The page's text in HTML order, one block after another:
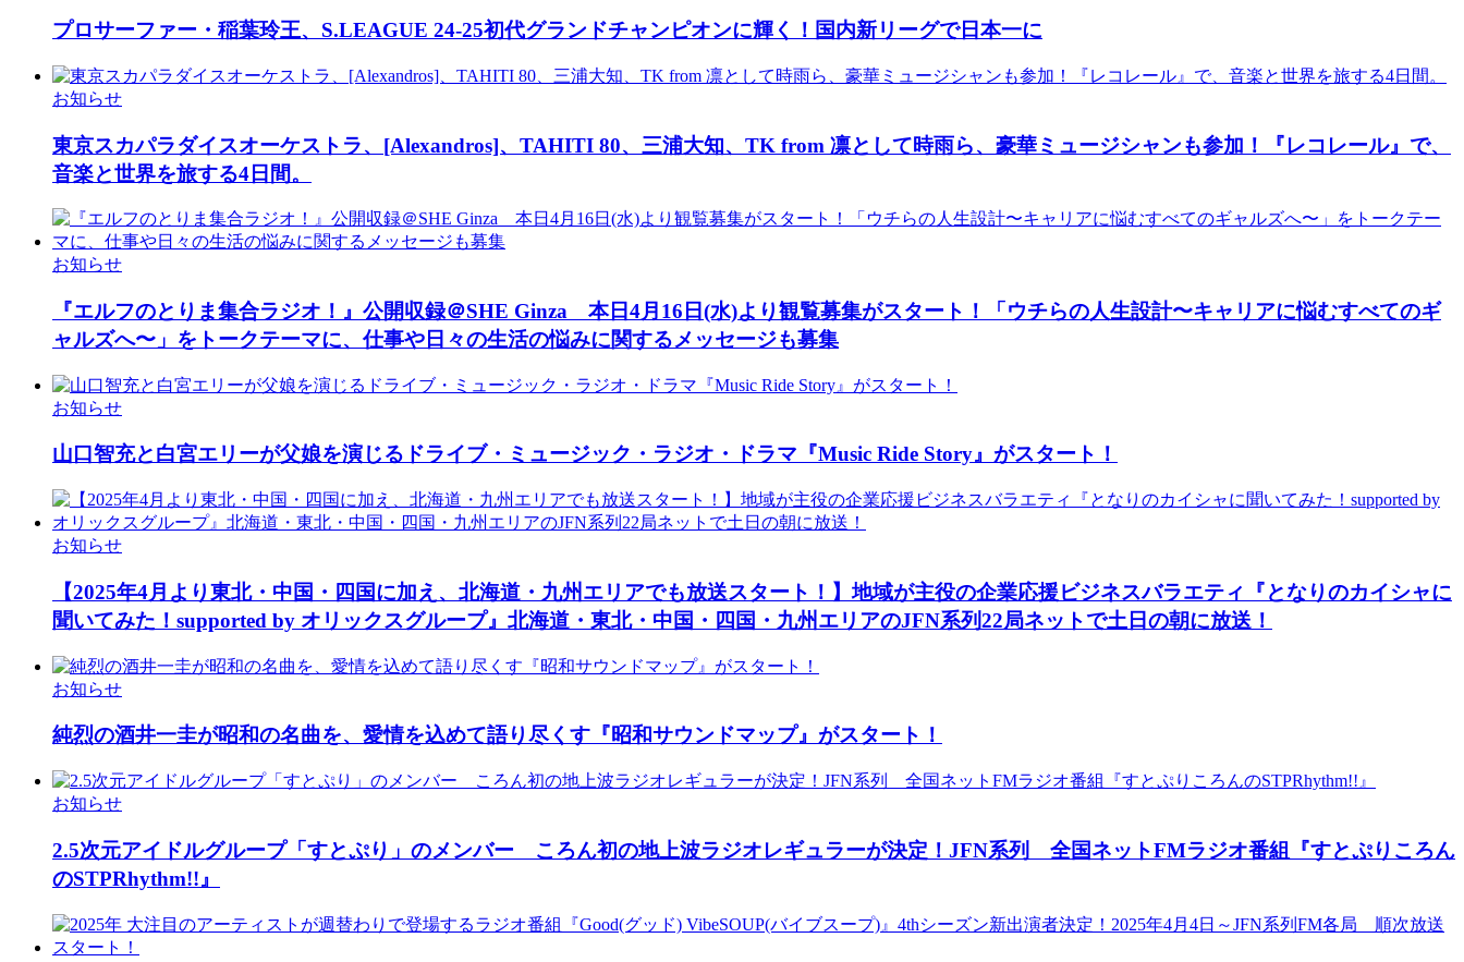
プロサーファー・稲葉玲王、S.LEAGUE 24-25初代グランドチャンピオンに輝く！国内新リーグで日本一に
お知らせ
東京スカパラダイスオーケストラ、[Alexandros]、TAHITI 80、三浦大知、TK from 凛として時雨ら、豪華ミュージシャンも参加！『レコレール』で、
音楽と世界を旅する4日間。
お知らせ
『エルフのとりま集合ラジオ！』公開収録＠SHE Ginza 本日4月16日(水)より観覧募集がスタート！「ウチらの人生設計〜キャリアに悩むすべてのギ
ャルズへ〜」をトークテーマに、仕事や日々の生活の悩みに関するメッセージも募集
お知らせ
山口智充と白宮エリーが父娘を演じるドライブ・ミュージック・ラジオ・ドラマ『Music Ride Story』がスタート！
お知らせ
【2025年4月より東北・中国・四国に加え、北海道・九州エリアでも放送スタート！】地域が主役の企業応援ビジネスバラエティ『となりのカイシャに
聞いてみた！supported by オリックスグループ』北海道・東北・中国・四国・九州エリアのJFN系列22局ネットで土日の朝に放送！
お知らせ
純烈の酒井一圭が昭和の名曲を、愛情を込めて語り尽くす『昭和サウンドマップ』がスタート！
お知らせ
2.5次元アイドルグループ「すとぷり」のメンバー ころん初の地上波ラジオレギュラーが決定！JFN系列 全国ネットFMラジオ番組『すとぷりころん
のSTPRhythm!!』